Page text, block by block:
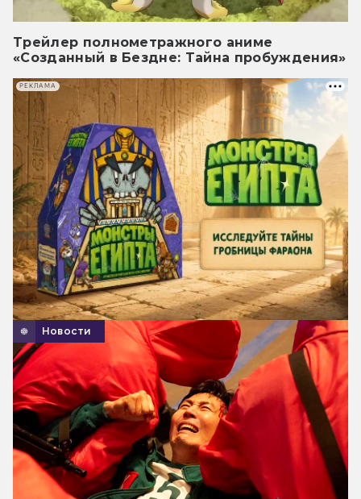
Трейлер полнометражного аниме
«Созданный в Бездне: Тайна пробуждения»
Новости
РЕКЛАМА